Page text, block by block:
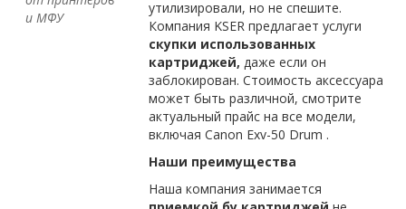
и МФУ
утилизировали, но не спешите.
Компания KSER предлагает услуги
скупки использованных
картриджей, даже если он
заблокирован. Стоимость аксессуара
может быть различной, смотрите
актуальный прайс на все модели,
включая Canon Exv-50 Drum .
Наши преимущества
Наша компания занимается